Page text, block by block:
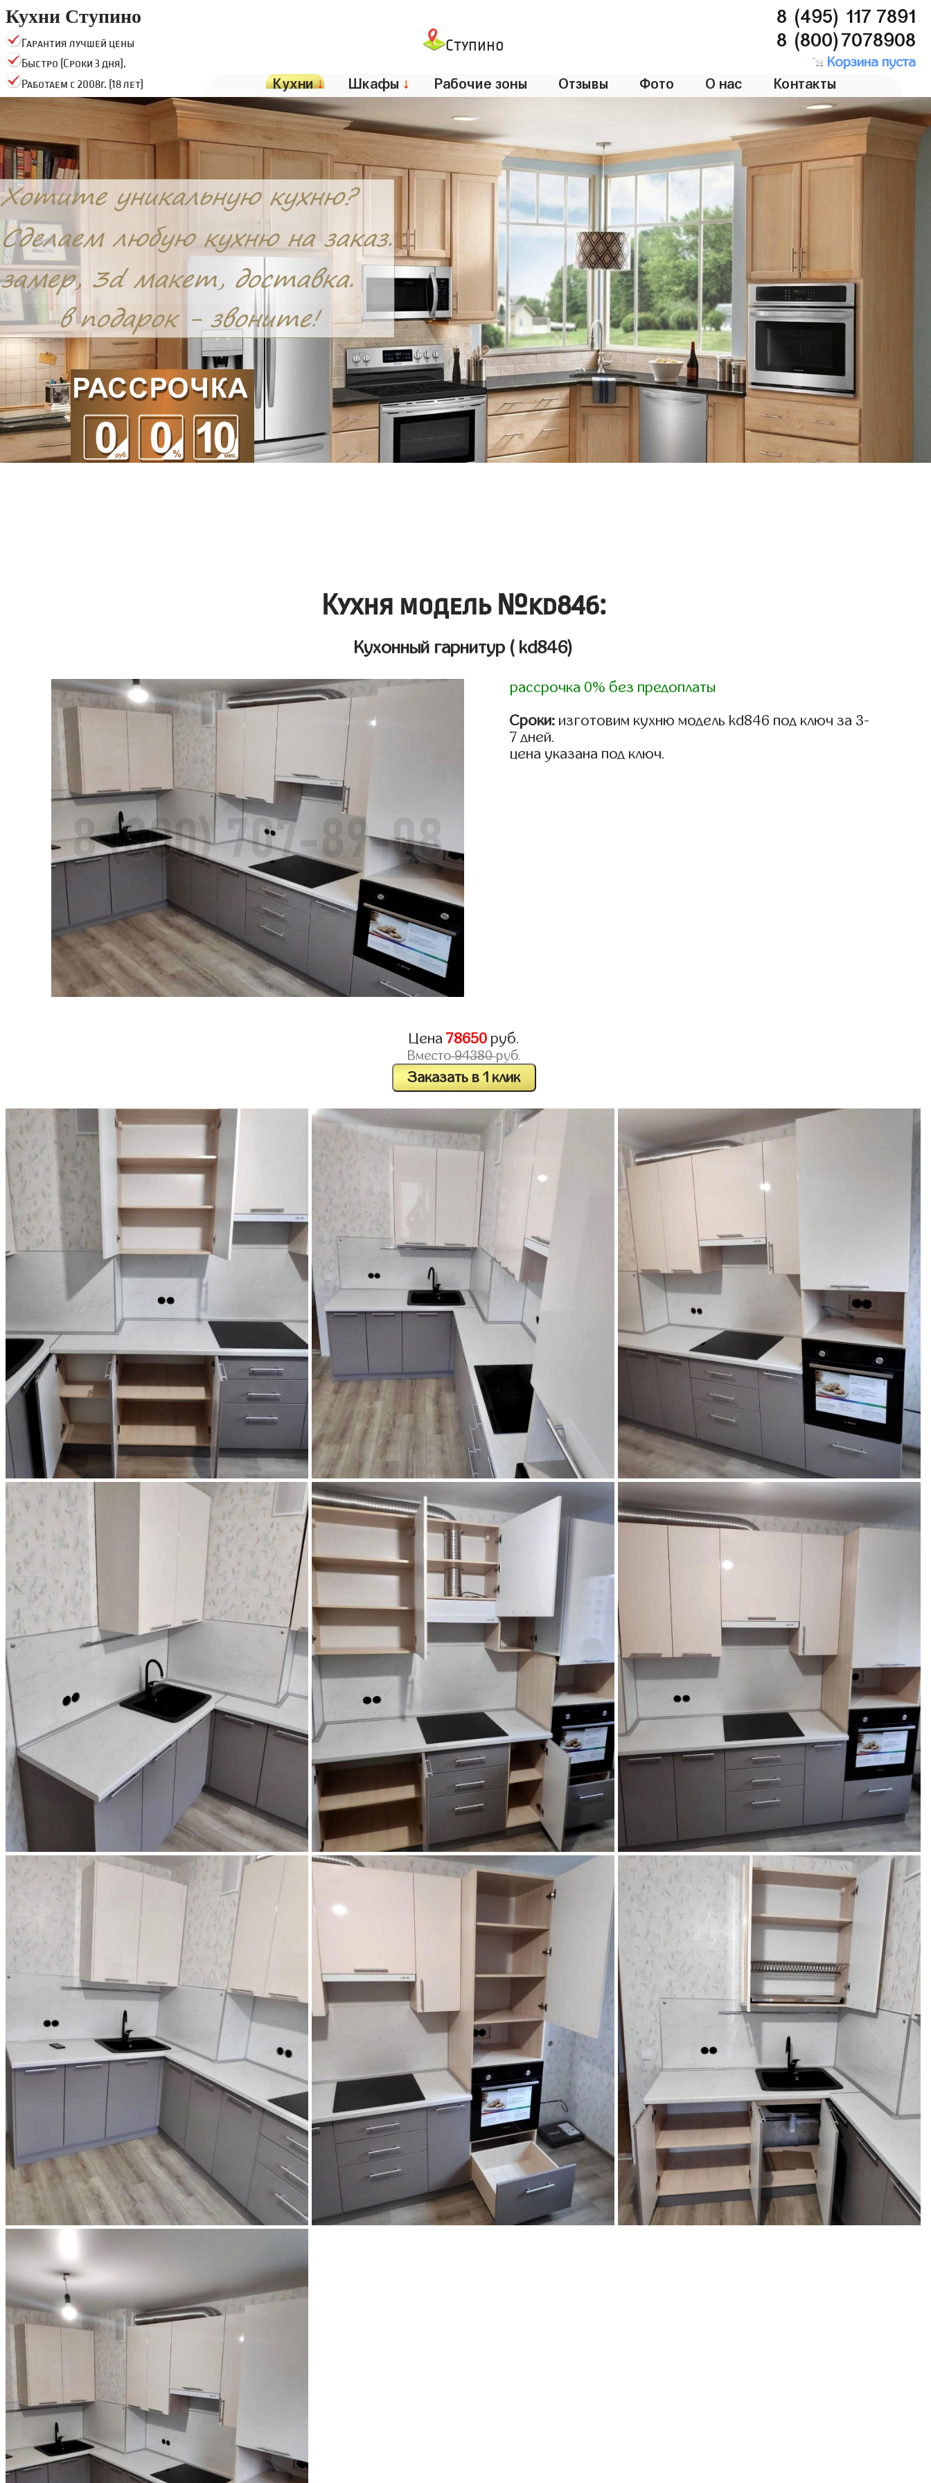
Кухни Ступино
Гарантия лучшей цены
Быстро (Сроки 3 дня).
Работаем с 2008г. (18 лет)
Ступино
8 (495) 117 7891
8 (800)7078908
Корзина пуста
Кухни↓ Шкафы ↓ Рабочие зоны Отзывы Фото О нас Контакты
Кухня модель №kd846:
Кухонный гарнитур ( kd846)
рассрочка 0% без предоплаты
Сроки: изготовим кухню модель kd846 под ключ за 3-
7 дней.
цена указана под ключ.
Цена 78650руб.
Вместо94380руб.
Заказать в 1 клик